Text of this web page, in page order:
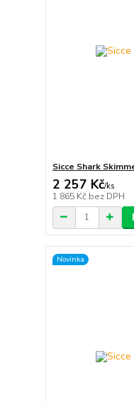
Sicce Shark
2 257 Kč/ks
1 865 Kč bez DPH
Novinka